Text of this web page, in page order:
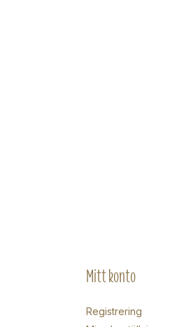
Mitt konto
Registrering